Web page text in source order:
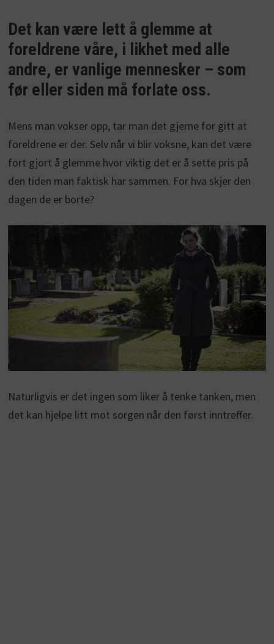
Det kan være lett å glemme at
foreldrene våre, i likhet med alle
andre, er vanlige mennesker – som
før eller siden må forlate oss.
Mens man vokser opp, tar man det gjerne for gitt at
foreldrene er der. Selv når vi blir voksne, kan det være
fort gjort å glemme hvor viktig det er å sette pris på
den tiden man faktisk har sammen. For hva skjer den
dagen de er borte?
Naturligvis er det ingen som liker å tenke tanken, men
det kan hjelpe litt mot sorgen når den først inntreffer.